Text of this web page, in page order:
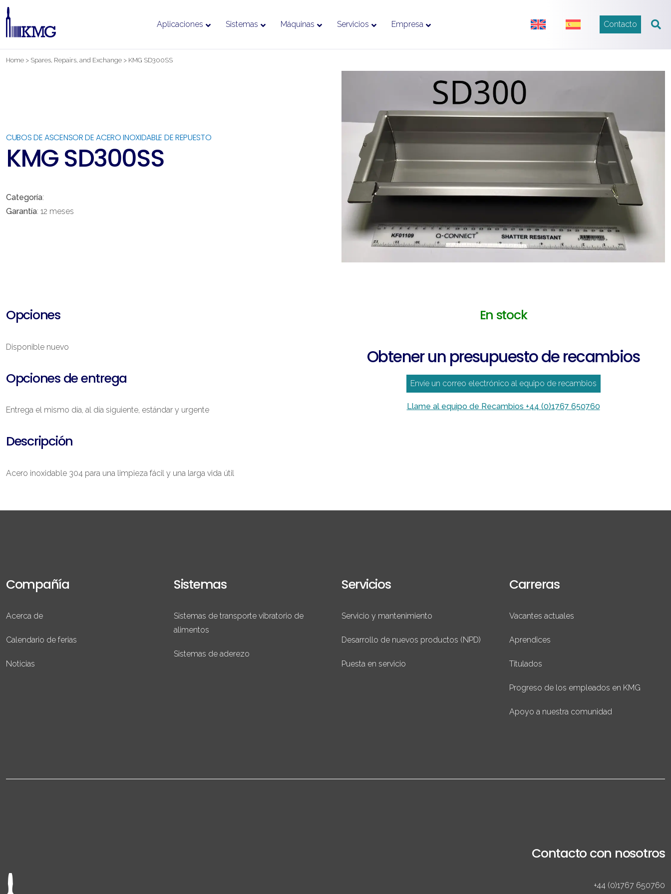
Aplicaciones Sistemas Máquinas Servicios Empresa Contacto
Home > Spares, Repairs, and Exchange > KMG SD300SS
CUBOS DE ASCENSOR DE ACERO INOXIDABLE DE REPUESTO
KMG SD300SS
Categoría:
Garantía: 12 meses
Opciones
Disponible nuevo
Opciones de entrega
Entrega el mismo día, al día siguiente, estándar y urgente
Descripción
Acero inoxidable 304 para una limpieza fácil y una larga vida útil
En stock
Obtener un presupuesto de recambios
Envíe un correo electrónico al equipo de recambios
Llame al equipo de Recambios +44 (0)1767 650760
Compañía
Acerca de
Calendario de ferias
Noticias
Sistemas
Sistemas de transporte vibratorio de
alimentos
Sistemas de aderezo
Servicios
Servicio y mantenimiento
Desarrollo de nuevos productos (NPD)
Puesta en servicio
Carreras
Vacantes actuales
Aprendices
Titulados
Progreso de los empleados en KMG
Apoyo a nuestra comunidad
Contacto con nosotros
+44 (0)1767 650760